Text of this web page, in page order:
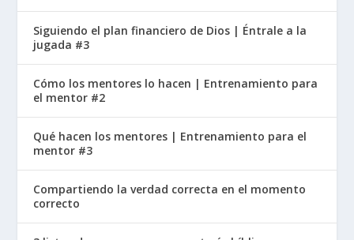
Siguiendo el plan financiero de Dios | Éntrale a la
jugada #3
Cómo los mentores lo hacen | Entrenamiento para
el mentor #2
Qué hacen los mentores | Entrenamiento para el
mentor #3
Compartiendo la verdad correcta en el momento
correcto